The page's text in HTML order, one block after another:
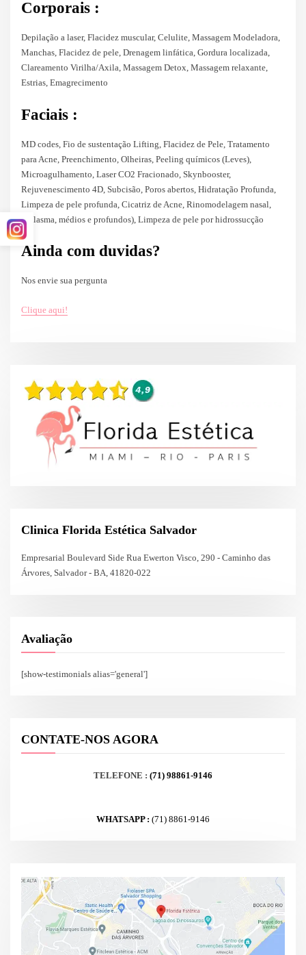
Corporais :
Depilação a laser, Flacidez muscular, Celulite, Massagem Modeladora,
Manchas, Flacidez de pele, Drenagem linfática, Gordura localizada,
Clareamento Virilha/Axila, Massagem Detox, Massagem relaxante,
Estrias, Emagrecimento
Faciais :
MD codes, Fio de sustentação Lifting, Flacidez de Pele, Tratamento
para Acne, Preenchimento, Olheiras, Peeling químicos (Leves),
Microagulhamento, Laser CO2 Fracionado, Skynbooster,
Rejuvenescimento 4D, Subcisão, Poros abertos, Hidratação Profunda,
Limpeza de pele profunda, Cicatriz de Acne, Rinomodelagem nasal,
Melasma, médios e profundos), Limpeza de pele por hidrossucção
Ainda com duvidas?
Nos envie sua pergunta
Clique aqui!
Clinica Florida Estética Salvador
Empresarial Boulevard Side Rua Ewerton Visco, 290 - Caminho das
Árvores, Salvador - BA, 41820-022
Avaliação
[show-testimonials alias='general']
CONTATE-NOS AGORA
TELEFONE : (71) 98861-9146
WHATSAPP : (71) 8861-9146